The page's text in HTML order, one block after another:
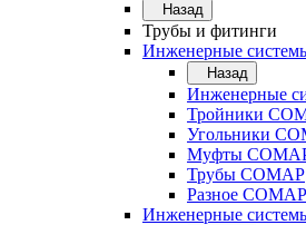
Назад
Трубы и фитинги
Инженерные
Назад
Инженерные
Тройники
Угольники
Муфты
Трубы COMAP
Разное COMAP
Инженерные